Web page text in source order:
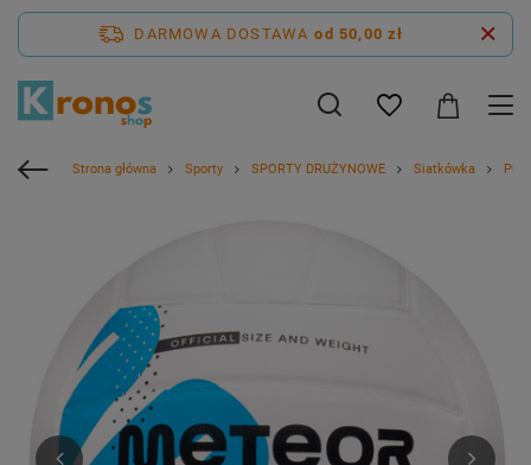
DARMOWA DOSTAWA od 50,00 zł
Strona główna Sporty SPORTY DRUŻYNOWE Siatkówka Piłki